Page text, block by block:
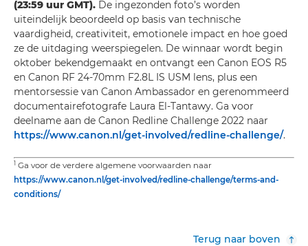
(23:59 uur GMT). De ingezonden foto’s worden
uiteindelijk beoordeeld op basis van technische
vaardigheid, creativiteit, emotionele impact en hoe goed
ze de uitdaging weerspiegelen. De winnaar wordt begin
oktober bekendgemaakt en ontvangt een Canon EOS R5
en Canon RF 24-70mm F2.8L IS USM lens, plus een
mentorsessie van Canon Ambassador en gerenommeerd
documentairefotografe Laura El-Tantawy. Ga voor
deelname aan de Canon Redline Challenge 2022 naar
https://www.canon.nl/get-involved/redline-challenge/.
1 Ga voor de verdere algemene voorwaarden naar
https://www.canon.nl/get-involved/redline-challenge/terms-and-
conditions/
Terug naar boven